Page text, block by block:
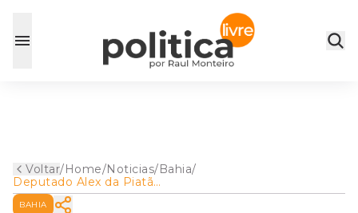
Voltar/Home/Noticias/Bahia/
Deputado Alex da Piatã
lamenta morte de Divaldo
Franco: “Perdemos um dos
BAHIA